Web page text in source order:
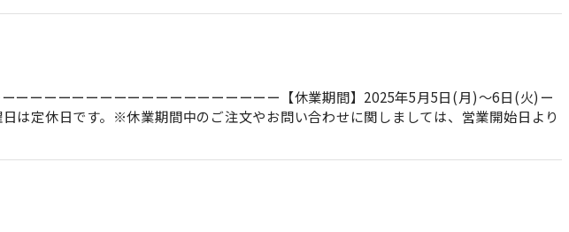
ーーーーーーーーーーーーーーーーーーー【休業期間】2025年5月5日(月)～6日(火)ー
は定休日です。※休業期間中のご注文やお問い合わせに関しましては、営業開始日より